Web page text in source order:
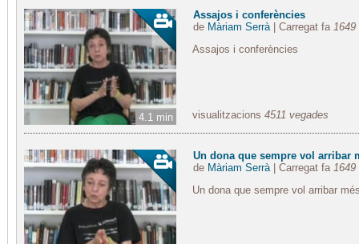
4.1 min
Assajos i conferències
de Màriam Serrà| Carregat fa 1649
Assajos i conferències
visualitzacions 4511 vegades
Un dona que sempre vol arribar
de Màriam Serrà| Carregat fa 1649
Un dona que sempre vol arribar